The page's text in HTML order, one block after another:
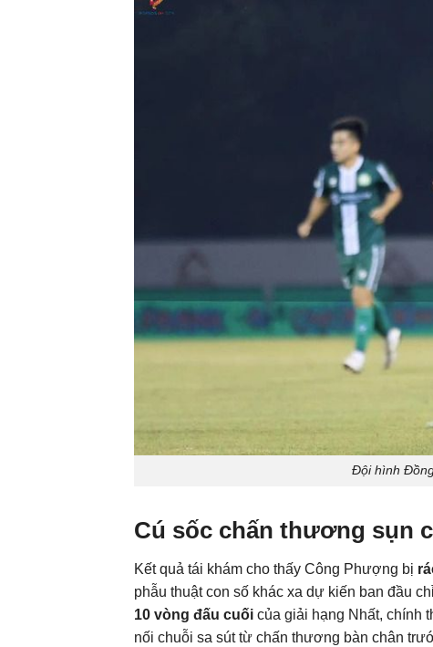
Đội hình
Cú sốc chấn thương sụn
Kết quả tái khám cho thấy Công Phượng bị
phẫu thuật con số khác xa dự kiến ban đầu
10 vòng đấu cuối của giải hạng Nhất, chính
nối chuỗi sa sút từ chấn thương bàn chân